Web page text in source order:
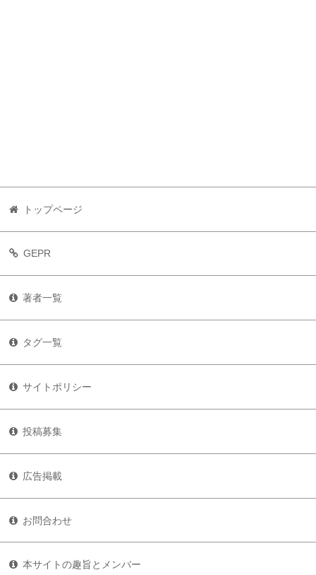
トップページ
GEPR
著者一覧
タグ一覧
サイトポリシー
投稿募集
広告掲載
お問合わせ
本サイトの趣旨とメンバー